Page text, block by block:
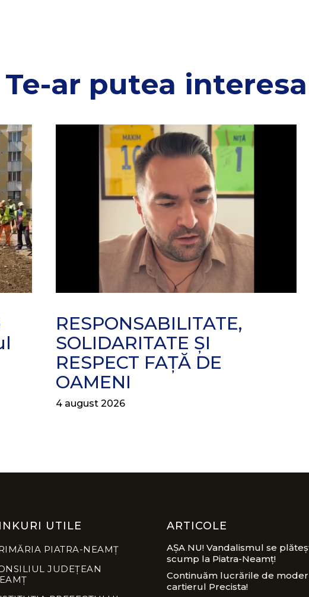
Te-ar putea
RESPONSABILITATE,
SOLIDARITATE ȘI
RESPECT FAȚĂ DE
OAMENI
4 august 2026
UTILE
PIATRA-NEAMȚ
JUDEȚEAN
ARTICOLE
AȘA NU! Vandalismul se
scump la Piatra-Neamț!
Continuăm lucrările de
cartierul Precista!